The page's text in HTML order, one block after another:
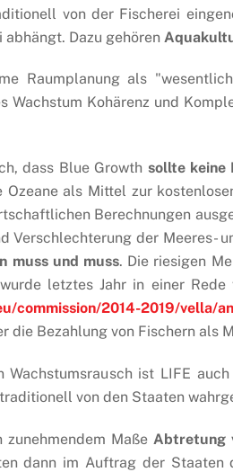
von der Fischerei
Dazu gehören
Raumplanung als
Wachstum Kohärenz und
dass Blue Growth sollte keine
Ozeane als Mittel zur
Berechnungen
Verschlechterung der Meeres-
muss und muss. Die riesigen
letztes Jahr in einer
commission/2014-2019/vella/
die Bezahlung von Fischern als
Wachstumsrausch ist LIFE
von den Staaten
Maße Abtretung
dann im Auftrag der Staaten